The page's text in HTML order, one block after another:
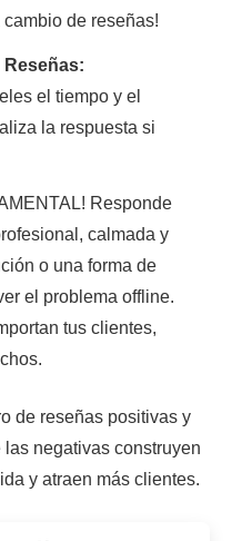
cambio de reseñas!
Reseñas:
el tiempo y el
la respuesta si
Responde
calmada y
o una forma de
el problema offline.
tus clientes,
de reseñas positivas y
negativas construyen
y atraen más clientes.